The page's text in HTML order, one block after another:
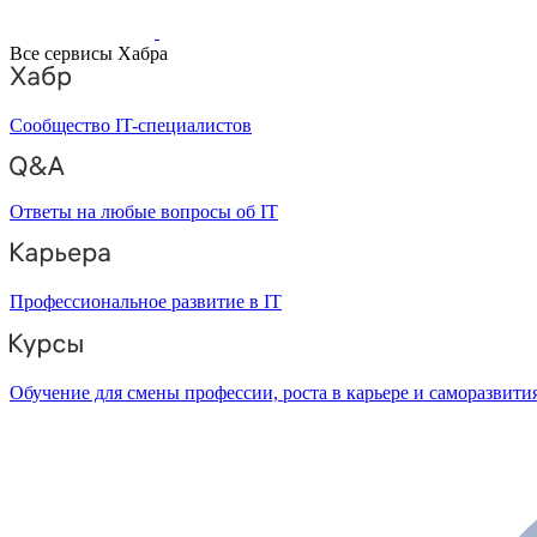
Все сервисы Хабра
Сообщество IT-специалистов
Ответы на любые вопросы об IT
Профессиональное развитие в IT
Обучение для смены профессии, роста в карьере и